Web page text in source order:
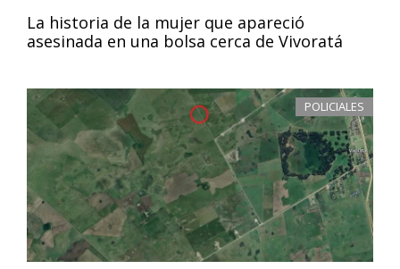
La historia de la mujer que apareció
asesinada en una bolsa cerca de Vivoratá
POLICIALES